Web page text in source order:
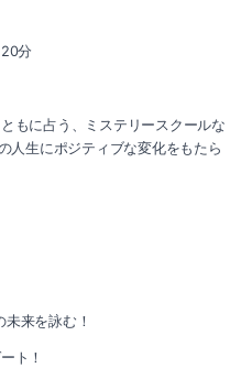
分
もに占う、ミステリースクールな
人生にポジティブな変化をもたら
来を詠む！
ト！